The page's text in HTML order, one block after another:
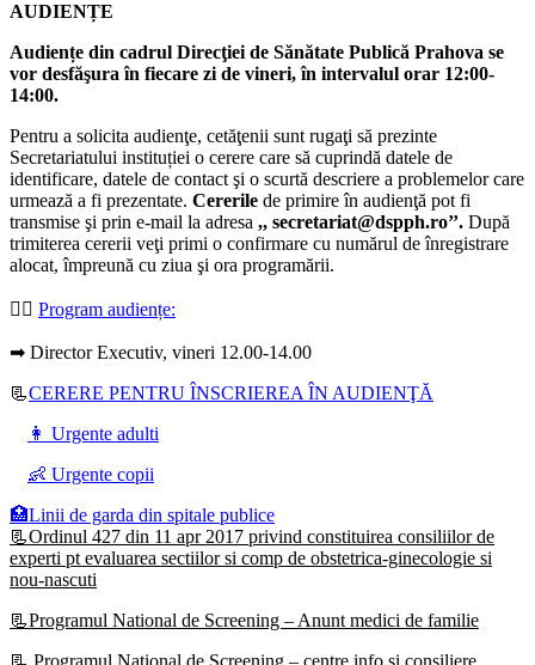
AUDIENȚE
Audiențe din cadrul Direcţiei de Sănătate Publică Prahova se
vor desfăşura în fiecare zi de vineri, în intervalul orar 12:00-
14:00.
Pentru a solicita audienţe, cetăţenii sunt rugaţi să prezinte
Secretariatului instituției o cerere care să cuprindă datele de
identificare, datele de contact şi o scurtă descriere a problemelor care
urmează a fi prezentate. Cererile de primire în audienţă pot fi
transmise şi prin e-mail la adresa ,, secretariat@dspph.ro’’. După
trimiterea cererii veţi primi o confirmare cu numărul de înregistrare
alocat, împreună cu ziua şi ora programării.
👩‍⚕️ Program audiențe:
➡ Director Executiv, vineri 12.00-14.00
📃CERERE PENTRU ÎNSCRIEREA ÎN AUDIENŢĂ
👩 Urgente adulti
👶 Urgente copii
🏥Linii de garda din spitale publice
📃Ordinul 427 din 11 apr 2017 privind constituirea consiliilor de
experti pt evaluarea sectiilor si comp de obstetrica-ginecologie si
nou-nascuti
📃Programul National de Screening – Anunt medici de familie